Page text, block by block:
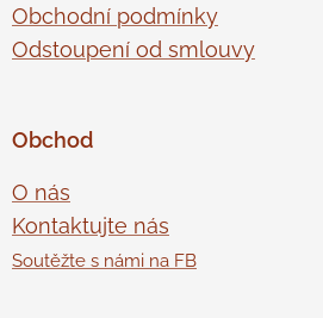
Obchodní podmínky
Odstoupení od smlouvy
Obchod
O nás
Kontaktujte nás
Soutěžte s námi na FB